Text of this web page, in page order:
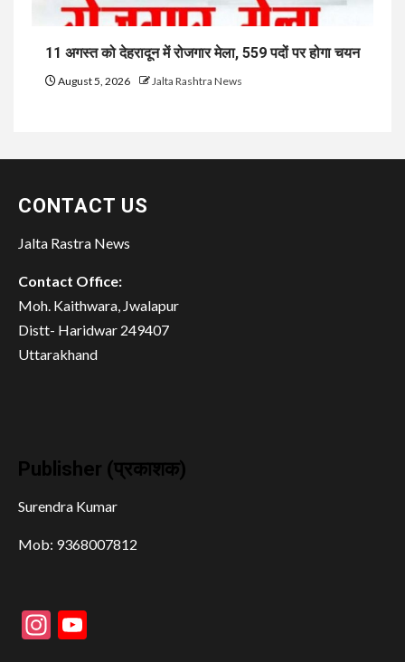
11 अगस्त को देहरादून में रोजगार मेला, 559 पदों पर होगा चयन
August 5, 2026 Jalta Rashtra News
CONTACT US
Jalta Rastra News
Contact Office:
Moh. Kaithwara, Jwalapur
Distt- Haridwar 249407
Uttarakhand
Publisher (प्रकाशक)
Surendra Kumar
Mob: 9368007812
Instagram